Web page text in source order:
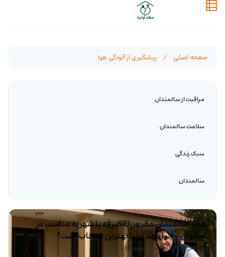
صفحه اصلی / پیشگیری از آلودگی هوا
مراقبت از سالمندان
سلامت سالمندان
سبک زندگی
سالمندان
خانه سالمندان مقرون‌به‌صرفه با شهریه مناسب در
اصفهان – چرا مهد اولیا بهترین انتخاب است؟
4 خرداد 1404 designer
0 نظر